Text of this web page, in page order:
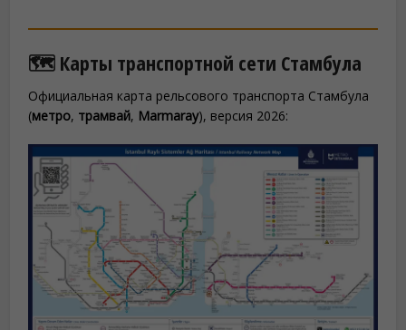
🗺️ Карты транспортной сети Стамбула
Официальная карта рельсового транспорта Стамбула
(метро, трамвай, Marmaray), версия 2026: